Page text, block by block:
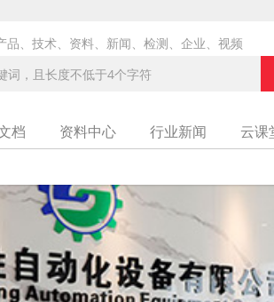
品、技术、资料、新闻、检测、企业、视频
档 资料中心 行业新闻 云课